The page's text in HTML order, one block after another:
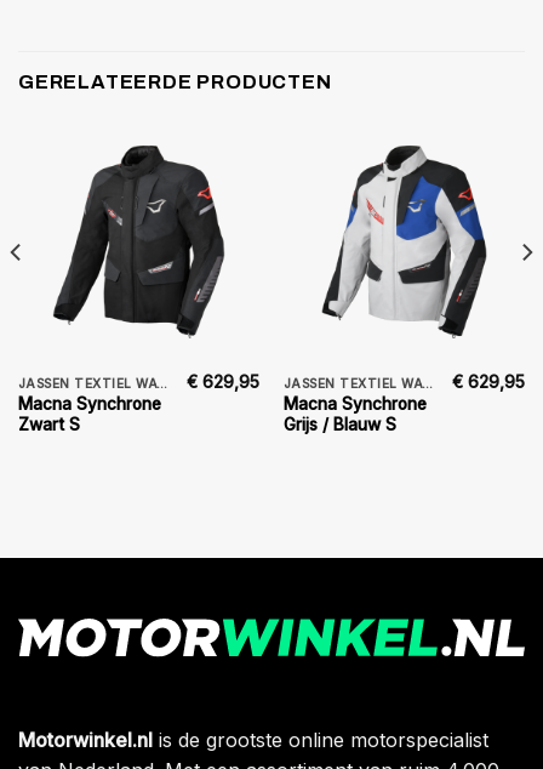
GERELATEERDE PRODUCTEN
JASSEN TEXTIEL WATERDICHT
Macna Synchrone
Zwart S
€ 629,95 JASSEN TEXTIEL WATERDICHT
Macna Synchrone
Grijs / Blauw S
€ 629,95
Motorwinkel.nl is de grootste online motorspecialist